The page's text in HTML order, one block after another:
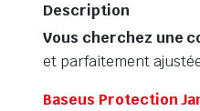
Description
Vous cherchez une
et parfaitement
Baseus Protection